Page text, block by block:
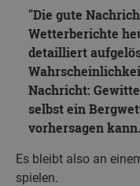
Die gute
Wetterberichte
detailliert
Nachricht:
selbst ein
vorhersagen kann.
Es bleibt also an
spielen.